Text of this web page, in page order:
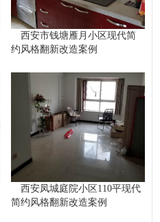
西安市钱塘雁月小区现代简
约风格翻新改造案例
西安凤城庭院小区110平现代
简约风格翻新改造案例